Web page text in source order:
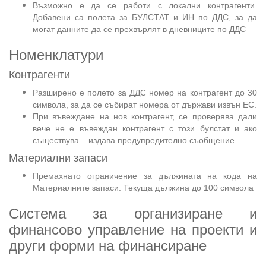
Възможно е да се работи с локални контрагенти.
Добавени са полета за БУЛСТАТ и ИН по ДДС, за да
могат данните да се прехвърлят в дневниците по ДДС
Номенклатури
Контрагенти
Разширено е полето за ДДС номер на контрагент до 30
символа, за да се събират номера от държави извън ЕС.
При въвеждане на нов контрагент, се проверява дали
вече не е въвеждан контрагент с този булстат и ако
съществува – издава предупредително съобщение
Материални запаси
Премахнато ограничение за дължината на кода на
Материалните запаси. Текуща дължина до 100 символа
Система за организиране и
финансово управление на проекти и
други форми на финансиране